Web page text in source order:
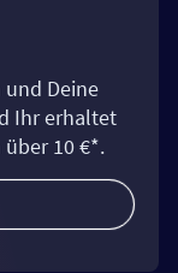
Deine
Ihr erhaltet
10 €*.